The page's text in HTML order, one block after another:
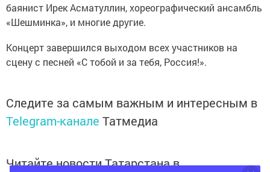
баянист Ирек Асматуллин, хореографический ансамбль
«Шешминка», и многие другие.
Концерт завершился выходом всех участников на
сцену с песней «С тобой и за тебя, Россия!».
Следите за самым важным и интересным в
Telegram-канале Татмедиа
Читайте новости Татарстана в